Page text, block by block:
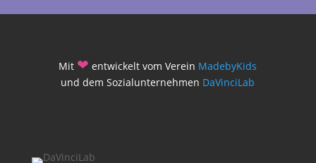
Mit ❤ entwickelt vom Verein MadebyKids
und dem Sozialunternehmen DaVinciLab